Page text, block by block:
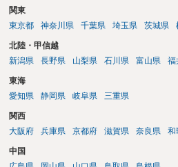
関東
東京都
神奈川県 千葉県 埼玉県 茨城県
北陸・甲信越
新潟県
長野県 山梨県 石川県 富山県 福
東海
愛知県
静岡県 岐阜県 三重県
関西
大阪府
兵庫県 京都府 滋賀県 奈良県 和
中国